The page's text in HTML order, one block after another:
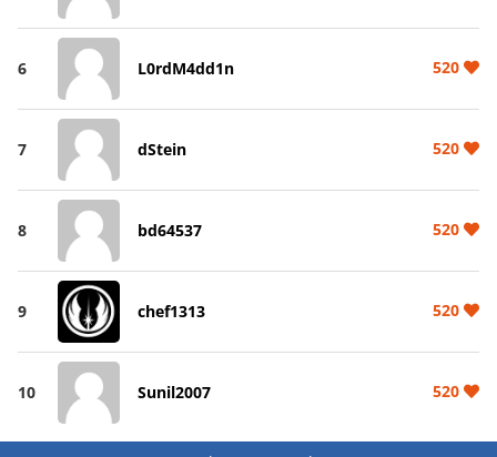
6 L0rdM4dd1n 520
7 dStein 520
8 bd64537 520
9 chef1313 520
10 Sunil2007 520